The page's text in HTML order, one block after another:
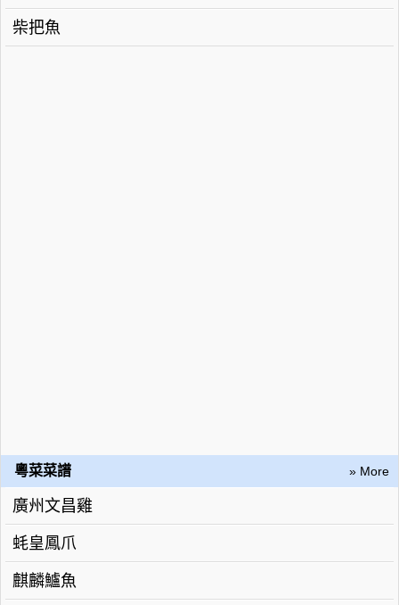
柴把魚
粵菜菜譜 » More
廣州文昌雞
蚝皇鳳爪
麒麟鱸魚